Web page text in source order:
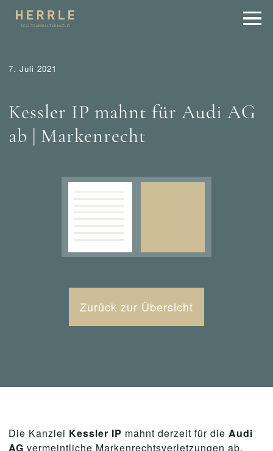
7. Juli 2021
Kessler IP mahnt für Audi AG
ab | Markenrecht
Zurück zur Übersicht
Die Kanzlei Kessler IP mahnt derzeit für die Audi
AG vermeintliche Markenrechtsverletzungen ab.